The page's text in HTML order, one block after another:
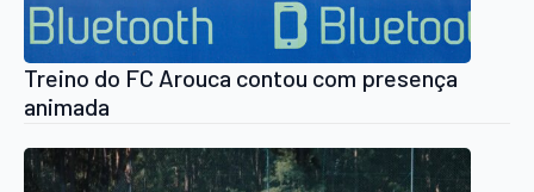
Treino do FC Arouca contou com presença
animada